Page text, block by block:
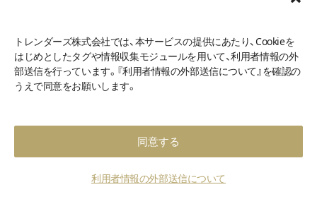
トレンダーズ株式会社では、本サービスの提供にあたり、Cookieを
はじめとしたタグや情報収集モジュールを用いて、利用者情報の外
部送信を行っています。『利用者情報の外部送信について』を確認の
うえで同意をお願いします。
同意する
利用者情報の外部送信について
一番人気の「二重術エバーナチュラル法」は2点（両目）で
68,000円追加費用ナシ！
魅力は何と言っても、価格の手ごろさです。
二重術クイック法の2点留めなら、なんと22,000円で埋没法が